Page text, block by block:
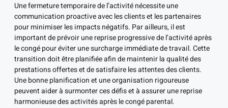
Une fermeture temporaire de l’activité nécessite une
communication proactive avec les clients et les partenaires
pour minimiser les impacts négatifs. Par ailleurs, il est
important de prévoir une reprise progressive de l’activité après
le congé pour éviter une surcharge immédiate de travail. Cette
transition doit être planifiée afin de maintenir la qualité des
prestations offertes et de satisfaire les attentes des clients.
Une bonne planification et une organisation rigoureuse
peuvent aider à surmonter ces défis et à assurer une reprise
harmonieuse des activités après le congé parental.